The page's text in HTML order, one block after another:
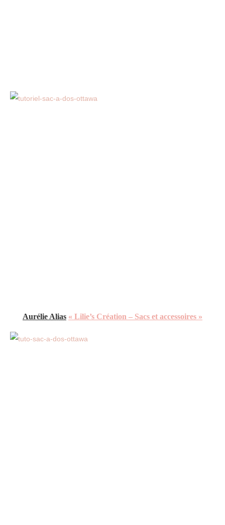
Aurélie Alias « Lilie’s Création – Sacs et accessoires »